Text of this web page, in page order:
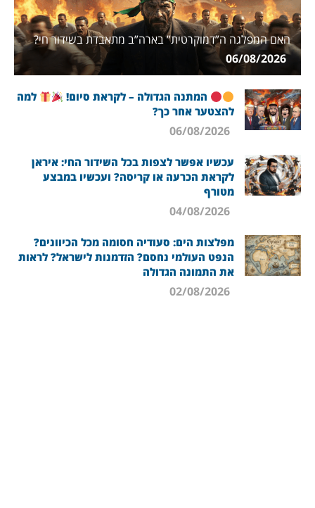
האם המפלגה ה”דמוקרטית” בארה”ב מתאבדת בשידור חי?
06/08/2026
המתנה הגדולה – לקראת סיום!
למה
להצטער אחר כך?
עכשיו אפשר לצפות בכל השידור החי: איראן
לקראת הכרעה או קריסה? ועכשיו במבצע
מטורף
מפלצות הים: סעודיה חסומה מכל הכיוונים?
הנפט העולמי נחסם? הזדמנות לישראל? לראות
את התמונה הגדולה